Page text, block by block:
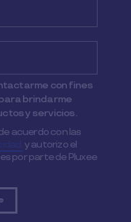
con fines
brindarme
y servicios.
acuerdo con las
y autorizo el
por parte de Pluxee